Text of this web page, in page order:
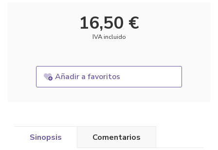
16,50 €
IVA incluido
Añadir a favoritos
Sinopsis Comentarios